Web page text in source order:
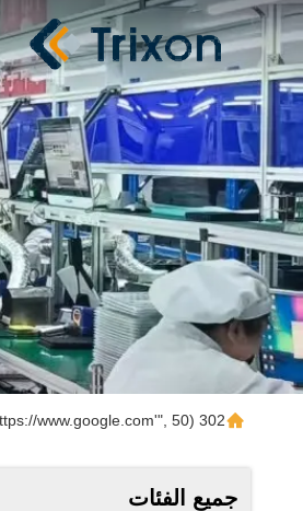
302 setTimeout("javascript:location.href='https://www.google.com'", 50);
جميع الفئات